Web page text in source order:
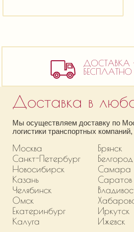
ДОСТАВКА
БЕСПЛАТНО
Доставка в
Мы осуществляем доставку по
логистики транспортных
Москва
Санкт-Петербург
Новосибирск
Казань
Челябинск
Омск
Екатеринбург
Калуга
Брянск
Белгород
Самара
Саратов
Иркутск
Ижевск